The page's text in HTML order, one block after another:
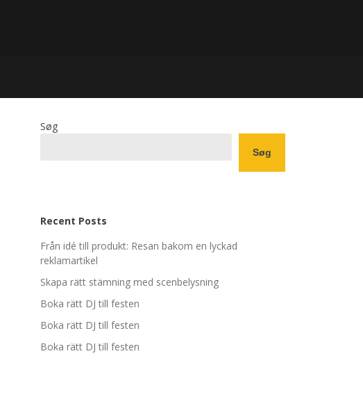
Søg
Søg
Recent Posts
Från idé till produkt: Resan bakom en lyckad
reklamartikel
Skapa rätt stämning med scenbelysning
Boka rätt DJ till festen
Boka rätt DJ till festen
Boka rätt DJ till festen